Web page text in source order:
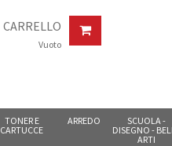
CARRELLO
Vuoto
TONER E
CARTUCCE
ARREDO
SCUOLA -
DISEGNO -
ARTI